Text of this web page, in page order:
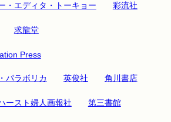
・エディタ・トーキョー 彩流社
求龍堂
Press
パラボリカ 英俊社 角川書店
ースト婦人画報社 第三書館